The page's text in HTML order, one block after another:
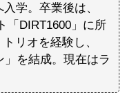
学。卒業後は、
「DIRT1600」に所
リオを経験し、
を結成。現在はラ